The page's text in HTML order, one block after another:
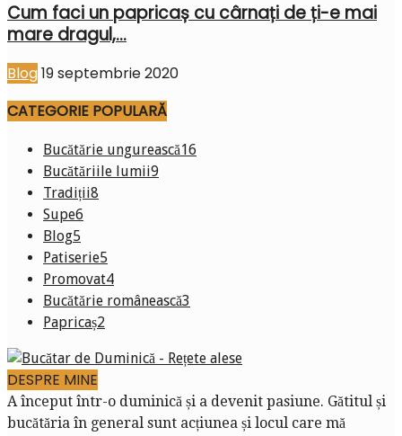
Cum faci un papricaș cu cârnați de ți-e mai
mare dragul,...
Blog19 septembrie 2020
CATEGORIE POPULARĂ
Bucătărie ungurească16
Bucătăriile lumii9
Tradiții8
Supe6
Blog5
Patiserie5
Promovat4
Bucătărie românească3
Papricaș2
DESPRE MINE
A început într-o duminică și a devenit pasiune. Gătitul și
bucătăria în general sunt acțiunea și locul care mă